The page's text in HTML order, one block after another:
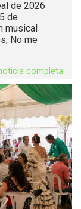
de 2026
de
musical
No me
completa